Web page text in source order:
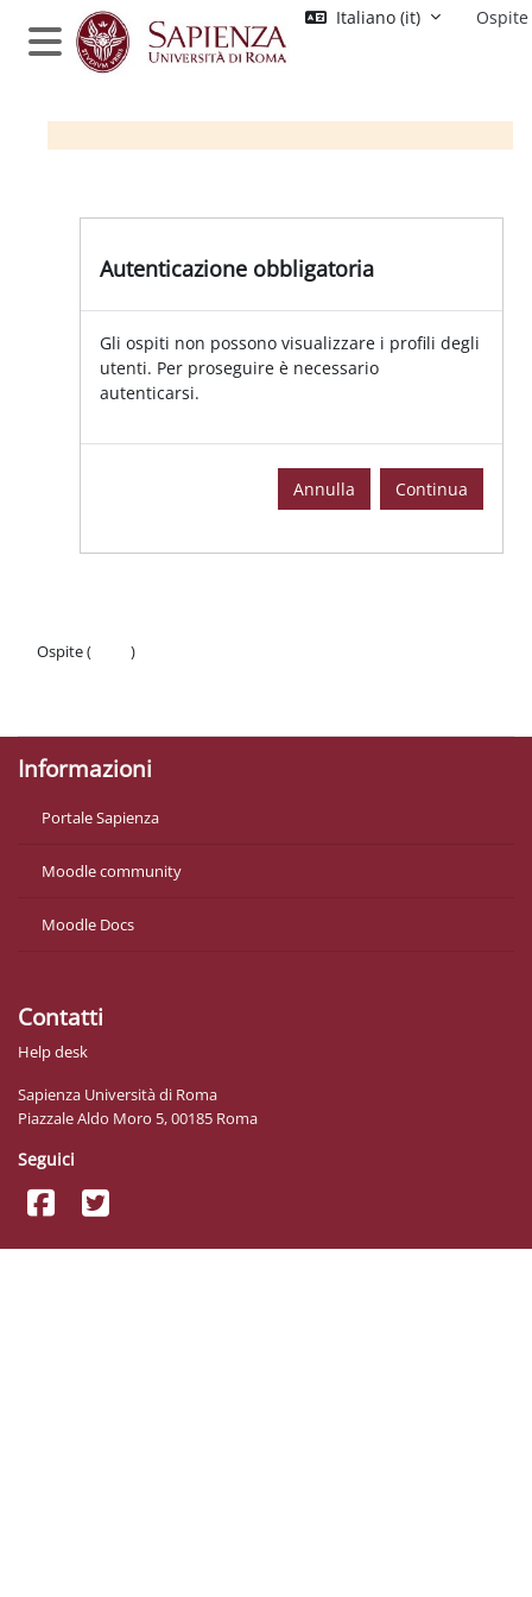
Vai al contenuto principale
Pannello laterale
Italiano ‎(it)‎ Ospite
Autenticazione obbligatoria
Gli ospiti non possono visualizzare i profili degli
utenti. Per proseguire è necessario
autenticarsi.
Annulla Continua
Ospite (
)
Informazioni
Portale Sapienza
Moodle community
Moodle Docs
Contatti
Help desk
Sapienza Università di Roma
Piazzale Aldo Moro 5, 00185 Roma
Seguici